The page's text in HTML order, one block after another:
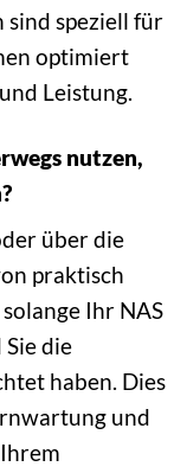
sind speziell für
optimiert
Leistung.
nutzen,
über die
praktisch
Ihr NAS
die
haben. Dies
und